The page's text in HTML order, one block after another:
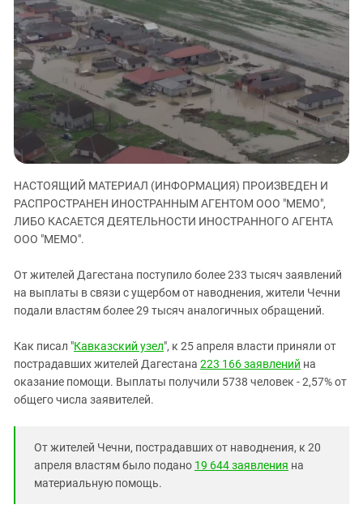
ЗАСТАВЛЯЕТ
КАВКАЗ ЗА ПАЛЕСТИНУ
ИНАКОМЫСЛИЕ В ЧЕЧНЕ
ПРЕСЛЕДОВАНИЕ АКТИВИСТОВ
МОБИЛИЗАЦИЯ И ПРОТЕСТЫ
Дагестан
Ингушетия
Кабардино-Балкария
Калмыкия
Карачаево-Черкесия
Краснодарский край
Нагорный Карабах
Российская Федерация
Ростовская область
Северная Осетия - Алания
Ставропольский край
Чечня
Южная Осетия
Южный Кавказ
НАСТОЯЩИЙ МАТЕРИАЛ (ИНФОРМАЦИЯ) ПРОИЗВЕДЕН И
РАСПРОСТРАНЕН ИНОСТРАННЫМ АГЕНТОМ ООО "МЕМО",
ЛИБО КАСАЕТСЯ ДЕЯТЕЛЬНОСТИ ИНОСТРАННОГО АГЕНТА
ООО "МЕМО".
От жителей Дагестана поступило более 233 тысяч заявлений
на выплаты в связи с ущербом от наводнения, жители Чечни
подали властям более 29 тысяч аналогичных обращений.
Как писал "Кавказский узел", к 25 апреля власти приняли от
пострадавших жителей Дагестана 223 166 заявлений на
оказание помощи. Выплаты получили 5738 человек - 2,57% от
общего числа заявителей.
От жителей Чечни, пострадавших от наводнения, к 20
апреля властям было подано 19 644 заявления на
материальную помощь.